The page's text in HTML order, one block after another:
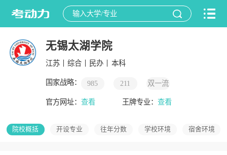
无锡太湖学院
江苏 综合 民办 本科
国家战略： 985 211 双一流
官方网址： 查看 王牌专业：查看
院校概括 开设专业 往年分数 学校环境 宿舍环境